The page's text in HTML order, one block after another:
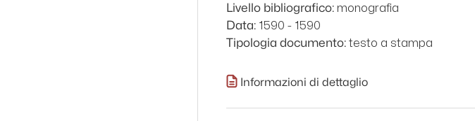
Livello bibliografico: monografia
Data: 1590 - 1590
Tipologia documento: testo a stampa
Informazioni di dettaglio